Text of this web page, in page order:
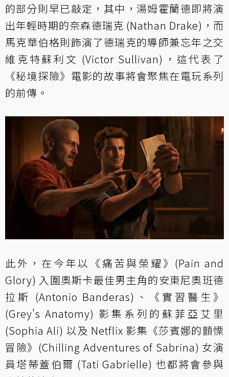
的部分則早已敲定，其中，湯姆霍蘭德即將演
出年輕時期的奈森德瑞克 (Nathan Drake)，而
馬克華伯格則飾演了德瑞克的導師兼忘年之交
維克特蘇利文 (Victor Sullivan)，這代表了
《秘境探險》電影的故事將會聚焦在電玩系列
的前傳。
此外，在今年以《痛苦與榮耀》(Pain and
Glory) 入圍奧斯卡最佳男主角的安東尼奧班德
拉斯 (Antonio Banderas)、《實習醫生》
(Grey's Anatomy) 影集系列的蘇菲亞艾里
(Sophia Ali) 以及 Netflix 影集《莎賓娜的顫慄
冒險》(Chilling Adventures of Sabrina) 女演
員塔蒂蓋伯爾 (Tati Gabrielle) 也都將會參與